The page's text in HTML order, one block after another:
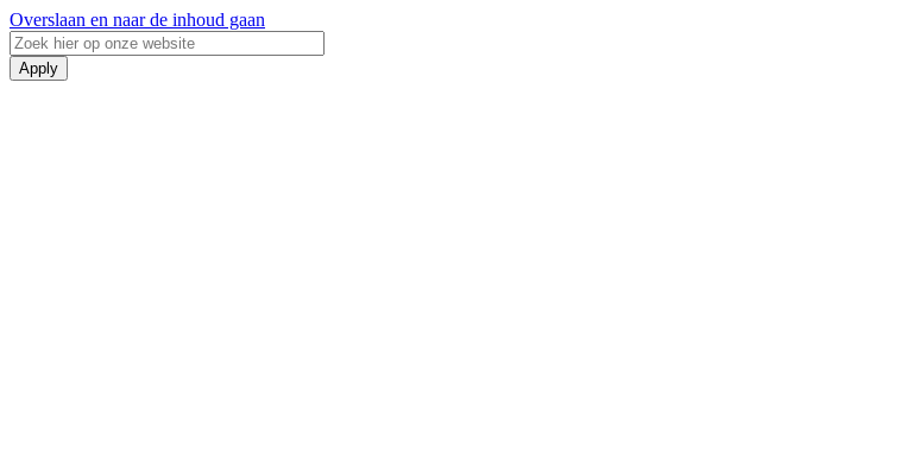
Overslaan en naar de inhoud gaan